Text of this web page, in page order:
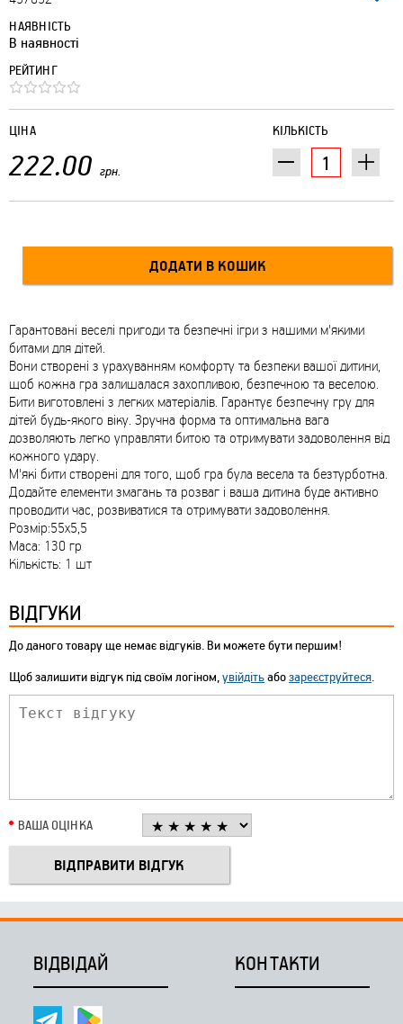
НАЯВНІСТЬ
В наявності
РЕЙТИНГ
КІЛЬКІСТЬ
ЦІНА
222.00 грн.
Гарантовані веселі пригоди та безпечні ігри з нашими м'якими
битами для дітей.
Вони створені з урахуванням комфорту та безпеки вашої дитини,
щоб кожна гра залишалася захопливою, безпечною та веселою.
Бити виготовлені з легких матеріалів. Гарантує безпечну гру для
дітей будь-якого віку. Зручна форма та оптимальна вага
дозволяють легко управляти битою та отримувати задоволення від
кожного удару.
М'які бити створені для того, щоб гра була весела та безтурботна.
Додайте елементи змагань та розваг і ваша дитина буде активно
проводити час, розвиватися та отримувати задоволення.
Розмір:55х5,5
Маса: 130 гр
Кількість: 1 шт
ВІДГУКИ
До даного товару ще немає відгуків. Ви можете бути першим!
Щоб залишити відгук під своїм логіном,увійдітьабозареєструйтеся.
ВАША ОЦІНКА
ВІДВІДАЙ КОНТАКТИ